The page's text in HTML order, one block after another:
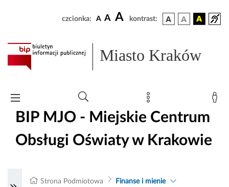
czcionka: A A A kontrast:
Miasto Kraków
BIP MJO - Miejskie Centrum
Obsługi Oświaty w Krakowie
Strona Podmiotowa Finanse i mienie